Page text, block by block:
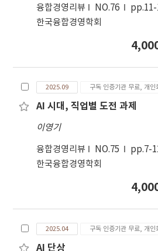
PET films were investigated
coating adhesion, with the
conditions. Furthermore,
temperature differences
the pouch films during
developing next-generation
performance pouch films.
융합경영리뷰 NO.76
pp.11-
한국융합경영학회
2025.09 구독 인증기관 무료, 개인
AI 시대, 직업별 도전 과제
이영기
융합경영리뷰 NO.75
pp.7-
한국융합경영학회
2025.04 구독 인증기관 무료, 개인
AI 단상